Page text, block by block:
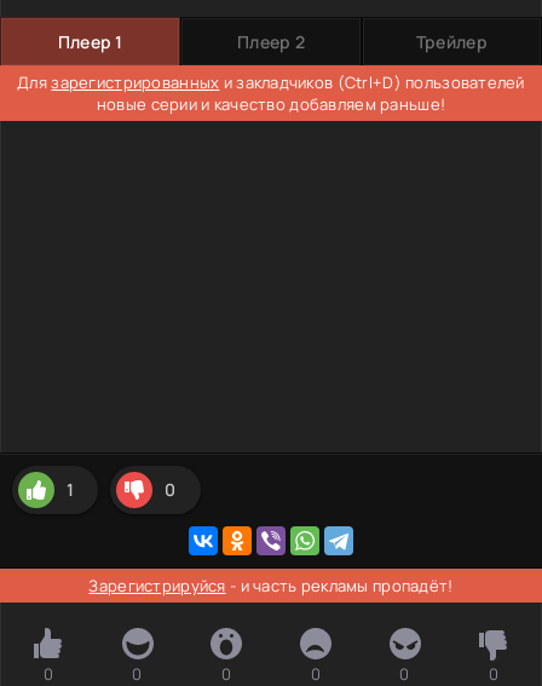
Плеер 1 Плеер 2 Трейлер
Длязарегистрированных и закладчиков (Ctrl+D) пользователей
новые серии и качество добавляем раньше!
1 0
Зарегистрируйся - и часть рекламы пропадёт!
0 0 0 0 0 0